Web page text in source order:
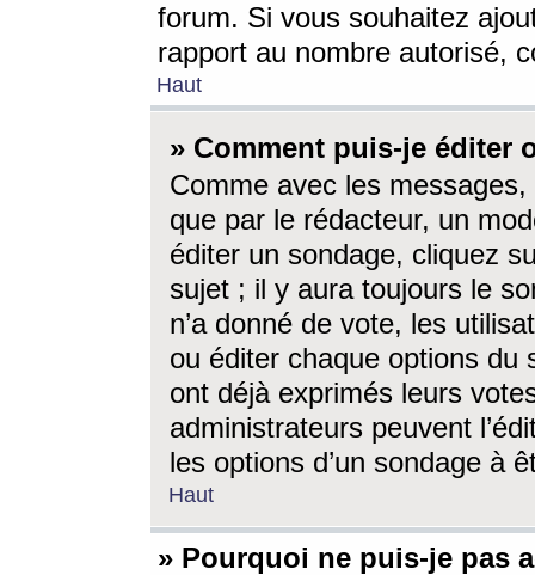
forum. Si vous souhaitez
rapport au nombre autorisé,
Haut
» Comment puis-je éditer
Comme avec les
que par le rédacteur, un
éditer un sondage, cliquez
sujet ; il y aura toujours le
n’a donné de vote, les
ou éditer chaque options du
ont déjà exprimés leurs
administrateurs peuvent
les options d’un sondage à
Haut
» Pourquoi ne puis-je pas